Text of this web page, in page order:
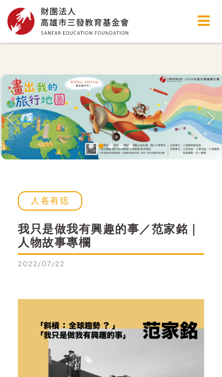
高雄市三發教育基金會
人各有痣
我只是做我有興趣的事／范家銘｜
人物故事專欄
2022/07/22